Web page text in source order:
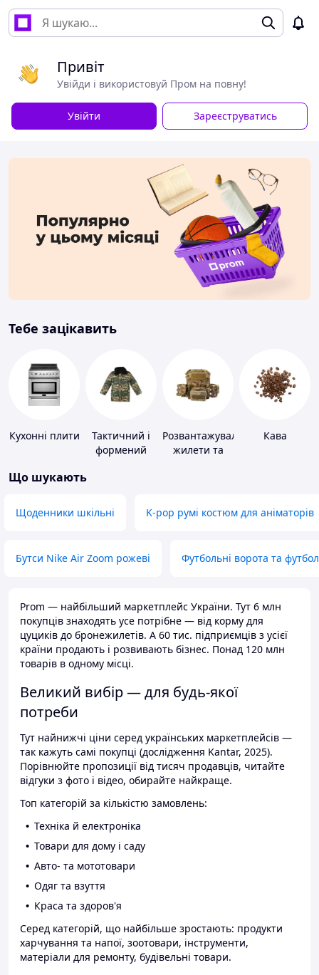
Привіт
Увійди і використовуй Пром на повну!
Увійти Зареєструватись
Тебе зацікавить
Кухонні плити
Тактичний і
формений
Розвантажувальні
жилети та
Кава
Що шукають
Щоденники шкільні K-pop румі костюм для аніматорів
Бутси Nike Air Zoom рожеві Футбольні ворота та
Prom — найбільший маркетплейс України. Тут 6 млн
покупців знаходять усе потрібне — від корму для
цуциків до бронежилетів. А 60 тис. підприємців з усієї
країни продають і розвивають бізнес. Понад 120 млн
товарів в одному місці.
Великий вибір — для будь-якої
потреби
Тут найнижчі ціни серед українських маркетплейсів —
так кажуть самі покупці (дослідження Kantar, 2025).
Порівнюйте пропозиції від тисяч продавців, читайте
відгуки з фото і відео, обирайте найкраще.
Топ категорій за кількістю замовлень:
Техніка й електроніка
Товари для дому і саду
Авто- та мототовари
Одяг та взуття
Краса та здоров'я
Серед категорій, що найбільше зростають: продукти
харчування та напої, зоотовари, інструменти,
матеріали для ремонту, будівельні товари.